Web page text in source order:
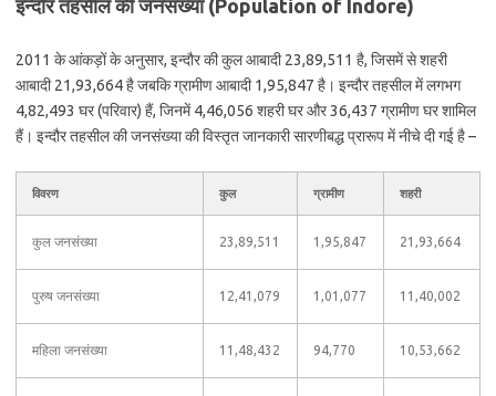
इन्दौर तहसील की जनसंख्या (Population of Indore)
2011 के आंकड़ों के अनुसार, इन्दौर की कुल आबादी 23,89,511 है, जिसमें से शहरी
आबादी 21,93,664 है जबकि ग्रामीण आबादी 1,95,847 है। इन्दौर तहसील में लगभग
4,82,493 घर (परिवार) हैं, जिनमें 4,46,056 शहरी घर और 36,437 ग्रामीण घर शामिल
हैं। इन्दौर तहसील की जनसंख्या की विस्तृत जानकारी सारणीबद्ध प्रारूप में नीचे दी गई है –
विवरण कुल ग्रामीण शहरी
कुल जनसंख्या 23,89,511 1,95,847 21,93,664
पुरुष जनसंख्या 12,41,079 1,01,077 11,40,002
महिला जनसंख्या 11,48,432 94,770 10,53,662